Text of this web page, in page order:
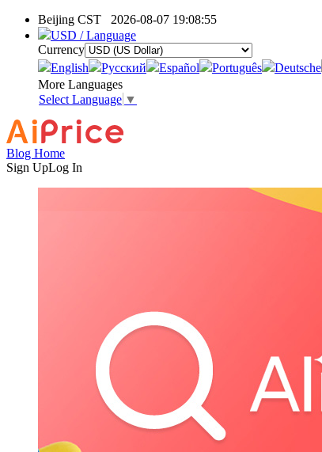
Beijing CST 2026-08-07 19:08:55
USD / Language
Currency
English
Pусский Español Português Deutsche
More Languages
Select Language ▼
Blog Home
Sign UpLog In